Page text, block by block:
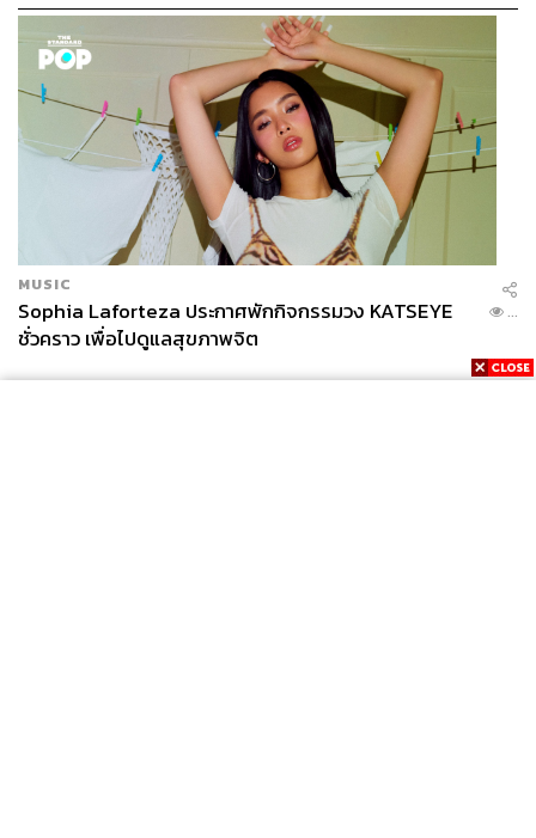
MUSIC
Sophia Laforteza ประกาศพักกิจกรรมวง KATSEYE
ชั่วคราว เพื่อไปดูแลสุขภาพจิต
...